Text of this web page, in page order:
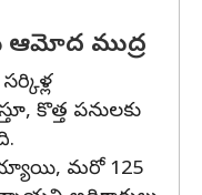
ఆమోద ముద్ర
కొత్త పనులకు
మరో 125